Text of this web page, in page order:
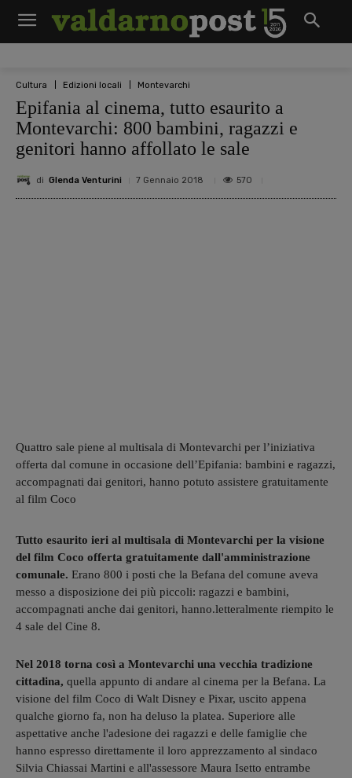
Cultura Edizioni locali Montevarchi
Epifania al cinema, tutto esaurito a
Montevarchi: 800 bambini, ragazzi e
genitori hanno affollato le sale
di Glenda Venturini 7 Gennaio 2018 570
Quattro sale piene al multisala di Montevarchi per l’iniziativa
offerta dal comune in occasione dell’Epifania: bambini e ragazzi,
accompagnati dai genitori, hanno potuto assistere gratuitamente
al film Coco
Tutto esaurito ieri al multisala di Montevarchi per la visione
del film Coco offerta gratuitamente dall'amministrazione
comunale. Erano 800 i posti che la Befana del comune aveva
messo a disposizione dei più piccoli: ragazzi e bambini,
accompagnati anche dai genitori, hanno.letteralmente riempito le
4 sale del Cine 8.
Nel 2018 torna così a Montevarchi una vecchia tradizione
cittadina, quella appunto di andare al cinema per la Befana. La
visione del film Coco di Walt Disney e Pixar, uscito appena
qualche giorno fa, non ha deluso la platea. Superiore alle
aspettative anche l'adesione dei ragazzi e delle famiglie che
hanno espresso direttamente il loro apprezzamento al sindaco
Silvia Chiassai Martini e all'assessore Maura Isetto entrambe